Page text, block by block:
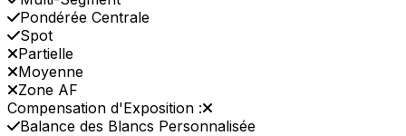
Pondérée Centrale
Spot
Partielle
Moyenne
Zone AF
Compensation d'Exposition :
Balance des Blancs Personnalisée